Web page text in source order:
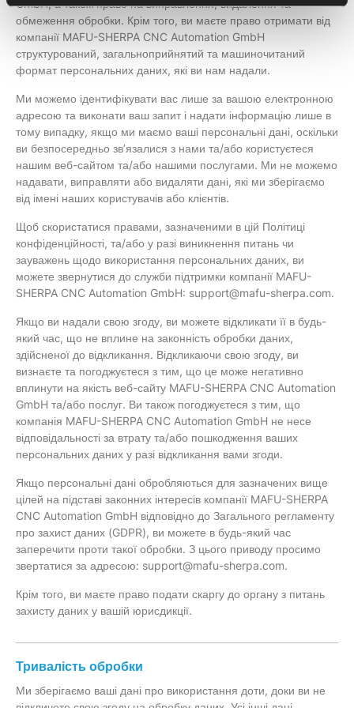
GmbH, а також право на виправлення, видалення та
обмеження обробки. Крім того, ви маєте право отримати від
компанії MAFU-SHERPA CNC Automation GmbH
структурований, загальноприйнятий та машиночитаний
формат персональних даних, які ви нам надали.
Ми можемо ідентифікувати вас лише за вашою електронною
адресою та виконати ваш запит і надати інформацію лише в
тому випадку, якщо ми маємо ваші персональні дані, оскільки
ви безпосередньо зв’язалися з нами та/або користуєтеся
нашим веб-сайтом та/або нашими послугами. Ми не можемо
надавати, виправляти або видаляти дані, які ми зберігаємо
від імені наших користувачів або клієнтів.
Щоб скористатися правами, зазначеними в цій Політиці
конфіденційності, та/або у разі виникнення питань чи
зауважень щодо використання персональних даних, ви
можете звернутися до служби підтримки компанії MAFU-
SHERPA CNC Automation GmbH: support@mafu-sherpa.com.
Якщо ви надали свою згоду, ви можете відкликати її в будь-
який час, що не вплине на законність обробки даних,
здійсненої до відкликання. Відкликаючи свою згоду, ви
визнаєте та погоджуєтеся з тим, що це може негативно
вплинути на якість веб-сайту MAFU-SHERPA CNC Automation
GmbH та/або послуг. Ви також погоджуєтеся з тим, що
компанія MAFU-SHERPA CNC Automation GmbH не несе
відповідальності за втрату та/або пошкодження ваших
персональних даних у разі відкликання вами згоди.
Якщо персональні дані обробляються для зазначених вище
цілей на підставі законних інтересів компанії MAFU-SHERPA
CNC Automation GmbH відповідно до Загального регламенту
про захист даних (GDPR), ви можете в будь-який час
заперечити проти такої обробки. З цього приводу просимо
звертатися за адресою: support@mafu-sherpa.com.
Крім того, ви маєте право подати скаргу до органу з питань
захисту даних у вашій юрисдикції.
Тривалість обробки
Ми зберігаємо ваші дані про використання доти, доки ви не